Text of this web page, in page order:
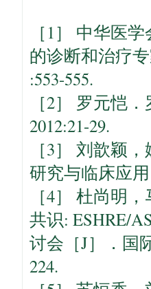
［1］ 中华医
的诊断和治疗
:553-555.
［2］ 罗元恺
2012:21-29.
［3］ 刘歆颖
研究与临床应
［4］ 杜尚明
共识: ESHRE/
讨会［J］．国
224.